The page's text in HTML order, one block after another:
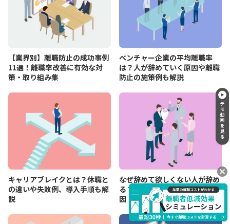
【業界別】離職防止の成功事例
11選！離職率改善に有効な対
策・取り組み集
ベンチャー企業の平均離職率
は？人が辞めていく原因や離職
防止の施策例も解説
キャリアブレイクとは？休職と
の違いや失敗例、導入手順も解
説
なぜ辞めて欲しくない人が辞め
る？期待の人材が退職する原
因・離職防止の対策を解説